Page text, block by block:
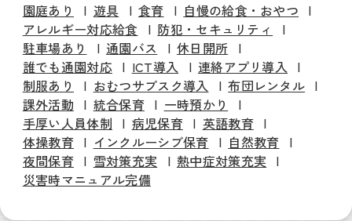
園庭あり 遊具 食育
自慢の給食・おやつ
アレルギー対応給食
防犯・セキュリティ
駐車場あり
通園バス
休日開所
誰でも通園対応
ICT導入
連絡アプリ導入
制服あり
おむつサブスク導入
布団レンタル
課外活動
統合保育
一時預かり
手厚い人員体制
病児保育
英語教育
体操教育
インクルーシブ保育
自然教育
夜間保育
雪対策充実
熱中症対策充実
災害時マニュアル完備